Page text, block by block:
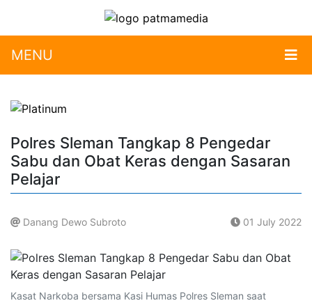
MENU
Polres Sleman Tangkap 8 Pengedar
Sabu dan Obat Keras dengan Sasaran
Pelajar
Danang Dewo Subroto 01 July 2022
Kasat Narkoba bersama Kasi Humas Polres Sleman saat